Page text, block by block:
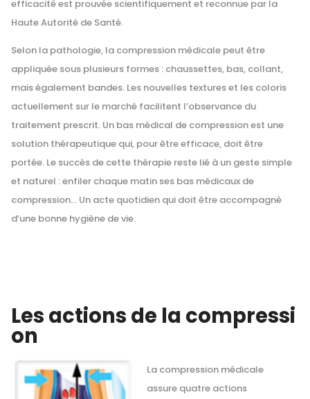
efficacité est prouvée scientifiquement et reconnue par la
Haute Autorité de Santé.
Selon la pathologie, la compression médicale peut être
appliquée sous plusieurs formes : chaussettes, bas, collant,
mais également bandes. Les nouvelles textures et les coloris
actuellement sur le marché facilitent l’observance du
traitement prescrit. Un bas médical de compression est une
solution thérapeutique qui, pour être efficace, doit être
portée. Le succès de cette thérapie reste lié à un geste simple
et naturel : enfiler chaque matin ses bas médicaux de
compression… Un acte quotidien qui doit être accompagné
d’une bonne hygiène de vie.
Les actions de la compressi
on
La compression médicale
assure quatre actions